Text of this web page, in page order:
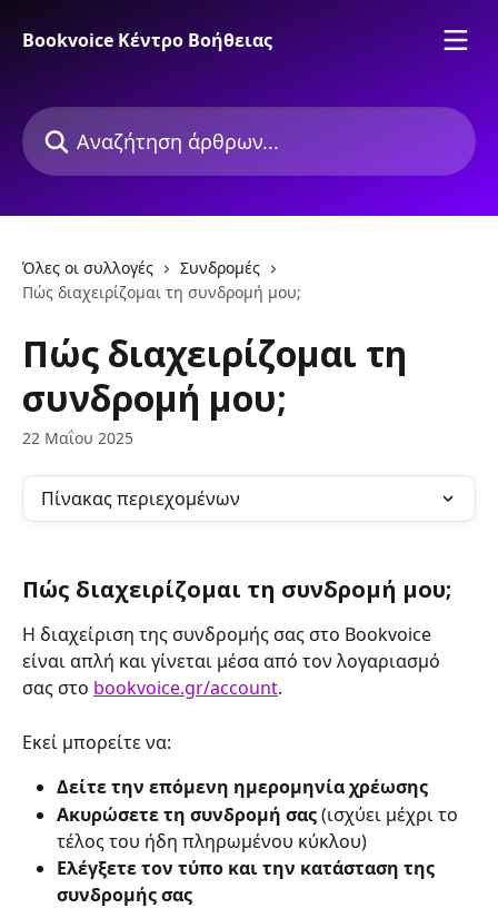
Bookvoice Κέντρο Βοήθειας
Αναζήτηση άρθρων...
Όλες οι συλλογές
Συνδρομές
Πώς διαχειρίζομαι τη συνδρομή μου;
Πώς διαχειρίζομαι τη
συνδρομή μου;
22 Μαΐου 2025
Πίνακας περιεχομένων
Πώς διαχειρίζομαι τη συνδρομή μου;
Η διαχείριση της συνδρομής σας στο Bookvoice
είναι απλή και γίνεται μέσα από τον λογαριασμό
σας στο bookvoice.gr/account.
Εκεί μπορείτε να:
Δείτε την επόμενη ημερομηνία χρέωσης
Ακυρώσετε τη συνδρομή σας (ισχύει μέχρι το
τέλος του ήδη πληρωμένου κύκλου)
Ελέγξετε τον τύπο και την κατάσταση της
συνδρομής σας